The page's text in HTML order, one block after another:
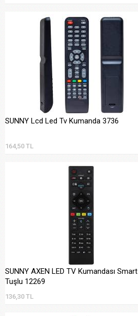
SUNNY Lcd Led Tv Kumanda 3736
164,50 TL
SUNNY AXEN LED TV Kumandası Smart
Tuşlu 12269
136,30 TL